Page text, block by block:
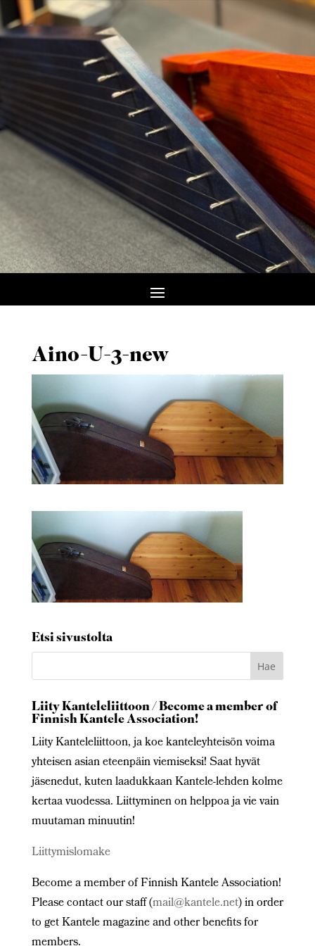
Aino-U-3-new
Etsi sivustolta
Liity Kanteleliittoon / Become a member of
Finnish Kantele Association!
Liity Kanteleliittoon, ja koe kanteleyhteisön voima
yhteisen asian eteenpäin viemiseksi! Saat hyvät
jäsenedut, kuten laadukkaan Kantele-lehden kolme
kertaa vuodessa. Liittyminen on helppoa ja vie vain
muutaman minuutin!
Liittymislomake
Become a member of Finnish Kantele Association!
Please contact our staff (mail@kantele.net) in order
to get Kantele magazine and other benefits for